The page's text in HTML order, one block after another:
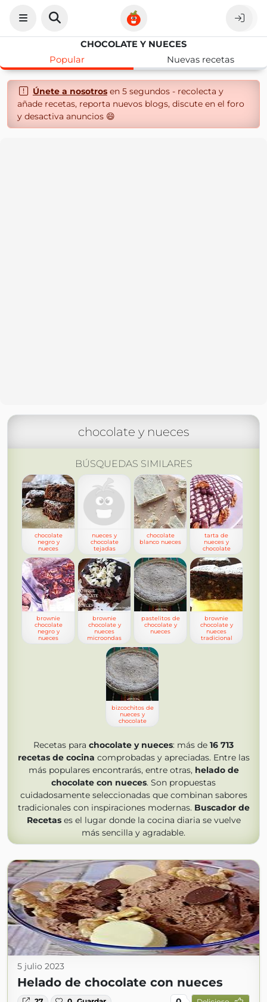
CHOCOLATE Y NUECES
Popular
Nuevas recetas
Únete a nosotrosen 5 segundos - recolecta y
añade recetas, reporta nuevos blogs, discute en el foro
y desactiva anuncios 😄
chocolate y nueces
BÚSQUEDAS SIMILARES
chocolate
negro y
nueces
nueces y
chocolate
tejadas
chocolate
blanco nueces
tarta de
nueces y
chocolate
brownie
chocolate
negro y
nueces
brownie
chocolate y
nueces
microondas
pastelitos de
chocolate y
nueces
brownie
chocolate y
nueces
tradicional
bizcochitos de
nueces y
chocolate
Recetas para chocolate y nueces: más de 16 713
recetas de cocina comprobadas y apreciadas. Entre las
más populares encontrarás, entre otras, helado de
chocolate con nueces. Son propuestas
cuidadosamente seleccionadas que combinan sabores
tradicionales con inspiraciones modernas. Buscador de
Recetases el lugar donde la cocina diaria se vuelve
más sencilla y agradable.
5 julio 2023
Helado de chocolate con nueces